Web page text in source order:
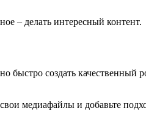
– делать интересный контент.
быстро создать качественный
медиафайлы и добавьте